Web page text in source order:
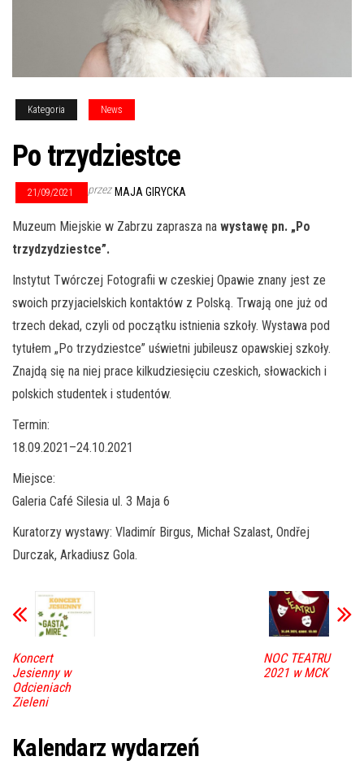
Kategoria News
Po trzydziestce
21/09/2021 przez MAJA GIRYCKA
Muzeum Miejskie w Zabrzu zaprasza na wystawę pn. „Po
trzydzydziestce”.
Instytut Twórczej Fotografii w czeskiej Opawie znany jest ze
swoich przyjacielskich kontaktów z Polską. Trwają one już od
trzech dekad, czyli od początku istnienia szkoły. Wystawa pod
tytułem „Po trzydziestce” uświetni jubileusz opawskiej szkoły.
Znajdą się na niej prace kilkudziesięciu czeskich, słowackich i
polskich studentek i studentów.
Termin:
18.09.2021–24.10.2021
Miejsce:
Galeria Café Silesia ul. 3 Maja 6
Kuratorzy wystawy: Vladimír Birgus, Michał Szalast, Ondřej
Durczak, Arkadiusz Gola.
Koncert
Jesienny w
Odcieniach
Zieleni
NOC TEATRU
2021 w MCK
Kalendarz wydarzeń